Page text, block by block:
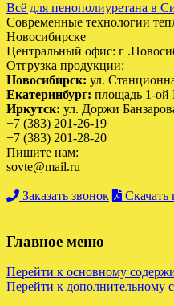
Всё для пенополиуретана в
Современные технологии
Новосибирске
Центральный офис: г
Отгрузка продукции:
Новосибирск: ул.
Екатеринбург: площадь 1-ой
Иркутск: ул. Доржи
+7 (383) 201-26-19
+7 (383) 201-28-20
Пишите нам:
sovte@mail.ru
Заказать звонок Скачать
Главное меню
Перейти к основному
Перейти к дополнительному